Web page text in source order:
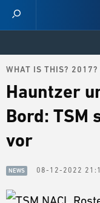
HOME
NEWS
WHAT IS THIS? 2017?
Hauntzer
Bord: TSM
vor
NEWS 08-12-2022